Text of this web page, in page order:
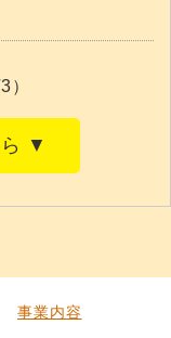
）
事業内容